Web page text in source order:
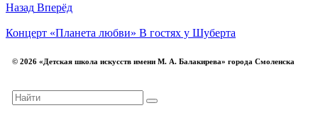
Назад Вперёд
Концерт «Планета любви» В гостях у Шуберта
© 2026 «Детская школа искусств имени М. А. Балакирева» города Смоленска